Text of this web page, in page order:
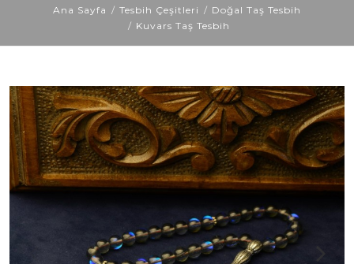
Ana Sayfa Tesbih Çeşitleri
Doğal Taş Tesbih
Kuvars Taş Tesbih